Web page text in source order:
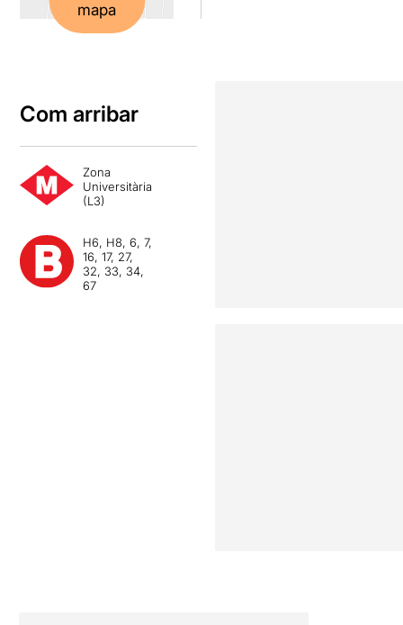
mapa
Com arribar
Zona
Universitària
(L3)
H6, H8, 6, 7,
16, 17, 27,
32, 33, 34,
67